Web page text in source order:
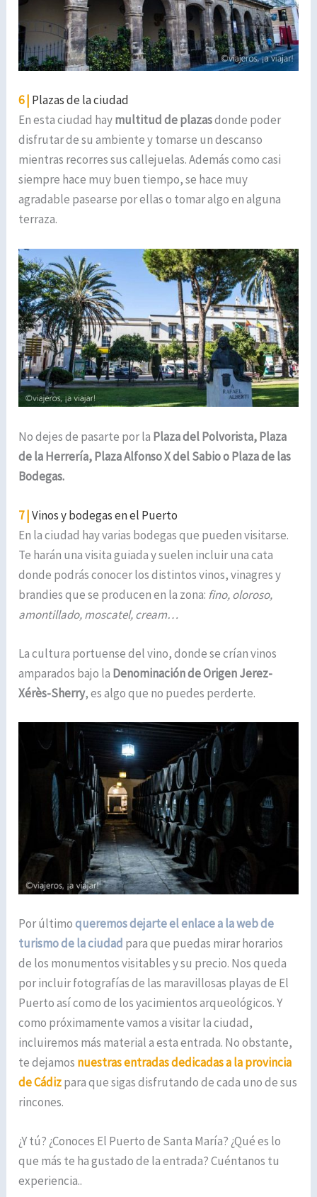
6 | Plazas de la ciudad
En esta ciudad haymultitud de plazasdonde poder
disfrutar de su ambiente y tomarse un descanso
mientras recorres sus callejuelas. Además como casi
siempre hace muy buen tiempo, se hace muy
agradable pasearse por ellas o tomar algo en alguna
terraza.
No dejes de pasarte por la Plaza del Polvorista, Plaza
de la Herrería, Plaza Alfonso X del Sabio o Plaza de las
Bodegas.
7 |Vinos y bodegas en el Puerto
En la ciudad hay varias bodegas que pueden visitarse.
Te harán una visita guiada y suelen incluir una cata
donde podrás conocer los distintos vinos, vinagres y
brandies que se producen en la zona: fino, oloroso,
amontillado, moscatel, cream…
La cultura portuense del vino, donde se crían vinos
amparados bajo la Denominación de Origen Jerez-
Xérès-Sherry, es algo que no puedes perderte.
Por últimoqueremos dejarte el enlace a la web de
turismo de la ciudad para que puedas mirar horarios
de los monumentos visitables y su precio. Nos queda
por incluir fotografías de las maravillosas playas de El
Puerto así como de los yacimientos arqueológicos. Y
como próximamente vamos a visitar la ciudad,
incluiremos más material a esta entrada. No obstante,
te dejamos nuestras entradas dedicadas a la provincia
de Cádizpara que sigas disfrutando de cada uno de sus
rincones.
¿Y tú? ¿Conoces El Puerto de Santa María? ¿Qué es lo
que más te ha gustado de la entrada? Cuéntanos tu
experiencia..